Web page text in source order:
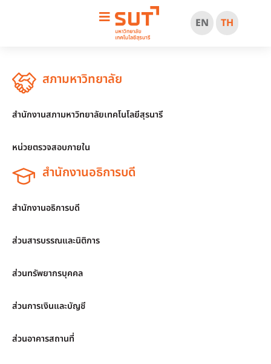
EN TH
สภามหาวิทยาลัย
สำนักงานสภามหาวิทยาลัยเทคโนโลยีสุรนารี
หน่วยตรวจสอบภายใน
สำนักงานอธิการบดี
สำนักงานอธิการบดี
ส่วนสารบรรณและนิติการ
ส่วนทรัพยากรบุคคล
ส่วนการเงินและบัญชี
ส่วนอาคารสถานที่